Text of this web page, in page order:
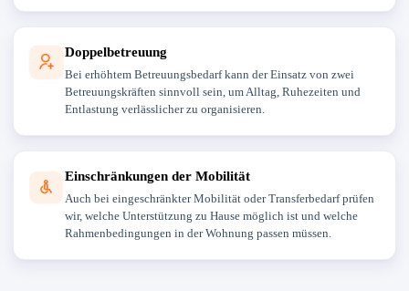
Doppelbetreuung
Bei erhöhtem Betreuungsbedarf kann der Einsatz von zwei
Betreuungskräften sinnvoll sein, um Alltag, Ruhezeiten und
Entlastung verlässlicher zu organisieren.
Einschränkungen der Mobilität
Auch bei eingeschränkter Mobilität oder Transferbedarf prüfen
wir, welche Unterstützung zu Hause möglich ist und welche
Rahmenbedingungen in der Wohnung passen müssen.